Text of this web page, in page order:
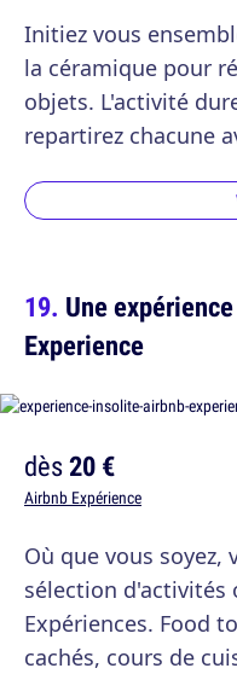
Initiez vous
la céramique pour
objets. L'activité
repartirez chacune
Une
Experience
dès20 €
Airbnb Expérience
Où que vous soyez,
sélection d'activités
Expériences. Food
cachés, cours de